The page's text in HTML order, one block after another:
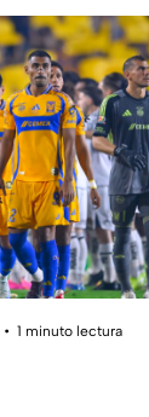
1 minuto lectura